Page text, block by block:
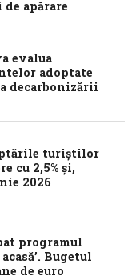
apărare
evalua
adoptate
decarbonizării
turiștilor
cu 2,5% și,
2026
programul
Bugetul
de euro